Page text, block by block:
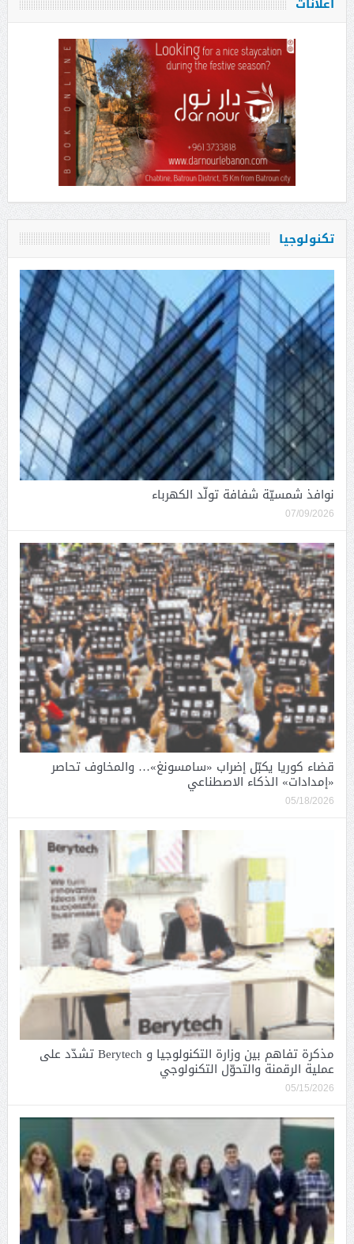
تكنولوجيا
نوافذ شمسيّة شفافة تولّد الكهرباء
07/09/2026
قضاء كوريا يكبّل إضراب «سامسونغ»… والمخاوف تحاصر
«إمدادات» الذكاء الاصطناعي
05/18/2026
مذكرة تفاهم بين وزارة التكنولوجيا و Berytech تشدّد على
عملية الرقمنة والتحوّل التكنولوجي
05/15/2026